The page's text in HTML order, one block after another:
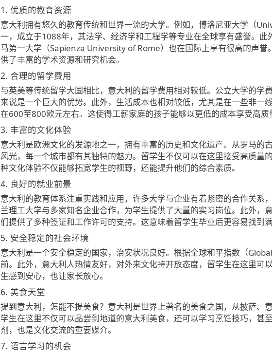
1. 优质的教育资源
意大利拥有悠久的教育传统和世界一流的大学。例如，博洛尼亚大学（
一，成立于1088年，其法学、经济学和工程学等专业在全球享有盛誉。
马第一大学（Sapienza University of Rome）也在国际上享有很高的声
供了丰富的学术资源和研究机会。
2. 合理的留学费用
与英美等传统留学大国相比，意大利的留学费用相对较低。公立大学的
来说是一个巨大的优势。此外，生活成本也相对较低，尤其是在一些非一
在600至800欧元左右。这使得工薪家庭的孩子能够以更低的成本享受高质
3. 丰富的文化体验
意大利是欧洲文化的发源地之一，拥有丰富的历史和文化遗产。从罗马的
风光，每一个城市都有其独特的魅力。留学生不仅可以在这里接受高质量
种文化体验不仅能够拓宽学生的视野，还能提升他们的综合素质。
4. 良好的就业前景
意大利的教育体系注重实践和应用，许多大学与企业有着紧密的合作关系
兰理工大学与多家知名企业合作，为学生提供了大量的实习岗位。此外，
们提供了多种签证和工作许可的支持。这意味着留学生毕业后更容易找到
5. 安全稳定的社会环境
意大利是一个安全稳定的国家，治安状况良好。根据全球和平指数（
前。此外，意大利人热情友好，对外来文化持开放态度，留学生在这里可
生感到安心，也让家长放心。
6. 美食天堂
提到意大利，怎能不提美食？意大利是世界上著名的美食之国，从披萨、
学生在这里不仅可以品尝到地道的意大利美食，还可以学习烹饪技巧，甚
剂，也是文化交流的重要媒介。
7. 语言学习的机会